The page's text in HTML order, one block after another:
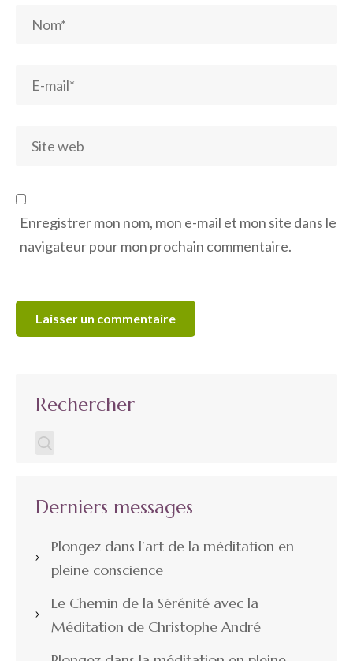
Enregistrer mon nom, mon e-mail et mon site dans le
navigateur pour mon prochain commentaire.
Rechercher
Derniers messages
Plongez dans l’art de la méditation en
pleine conscience
Le Chemin de la Sérénité avec la
Méditation de Christophe André